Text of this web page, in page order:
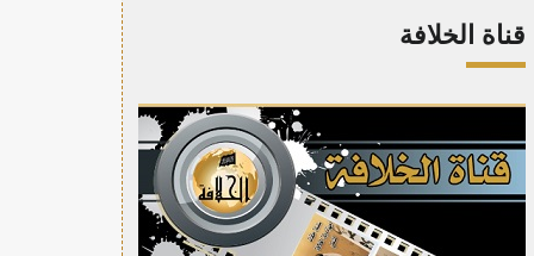
قناة الخلافة